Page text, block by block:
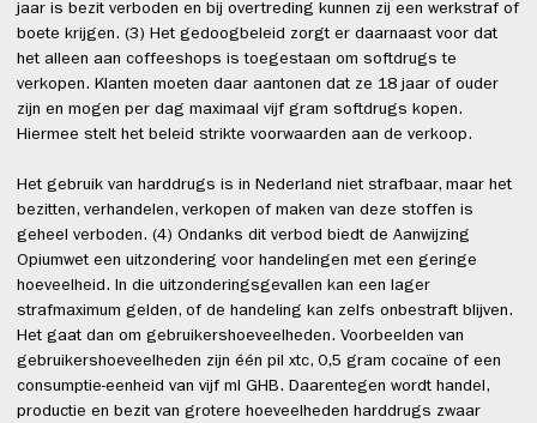
jaar is bezit verboden en bij overtreding kunnen zij een werkstraf of
boete krijgen. (3) Het gedoogbeleid zorgt er daarnaast voor dat
het alleen aan coffeeshops is toegestaan om softdrugs te
verkopen. Klanten moeten daar aantonen dat ze 18 jaar of ouder
zijn en mogen per dag maximaal vijf gram softdrugs kopen.
Hiermee stelt het beleid strikte voorwaarden aan de verkoop.
Het gebruik van harddrugs is in Nederland niet strafbaar, maar het
bezitten, verhandelen, verkopen of maken van deze stoffen is
geheel verboden. (4) Ondanks dit verbod biedt de Aanwijzing
Opiumwet een uitzondering voor handelingen met een geringe
hoeveelheid. In die uitzonderingsgevallen kan een lager
strafmaximum gelden, of de handeling kan zelfs onbestraft blijven.
Het gaat dan om gebruikershoeveelheden. Voorbeelden van
gebruikershoeveelheden zijn één pil xtc, 0,5 gram cocaïne of een
consumptie-eenheid van vijf ml GHB. Daarentegen wordt handel,
productie en bezit van grotere hoeveelheden harddrugs zwaar